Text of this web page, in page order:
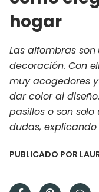
hogar
Las alfombras
decoración. Con
muy acogedores
dar color al
pasillos o son
dudas,
PUBLICADO POR